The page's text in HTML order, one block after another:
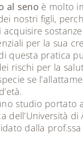
al seno è molto
nostri figli,
per la sua
questa pratica
rischi per la
se
studio portato
dell’Università di
dalla prof.ssa